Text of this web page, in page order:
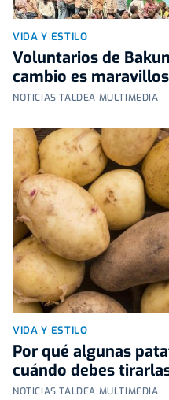
VIDA Y ESTILO
Voluntarios de
cambio es
NOTICIAS TALDEA MULTIMEDIA
VIDA Y ESTILO
Por qué algunas
cuándo debes
NOTICIAS TALDEA MULTIMEDIA